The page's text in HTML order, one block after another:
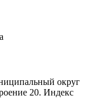
округ
20. Индекс